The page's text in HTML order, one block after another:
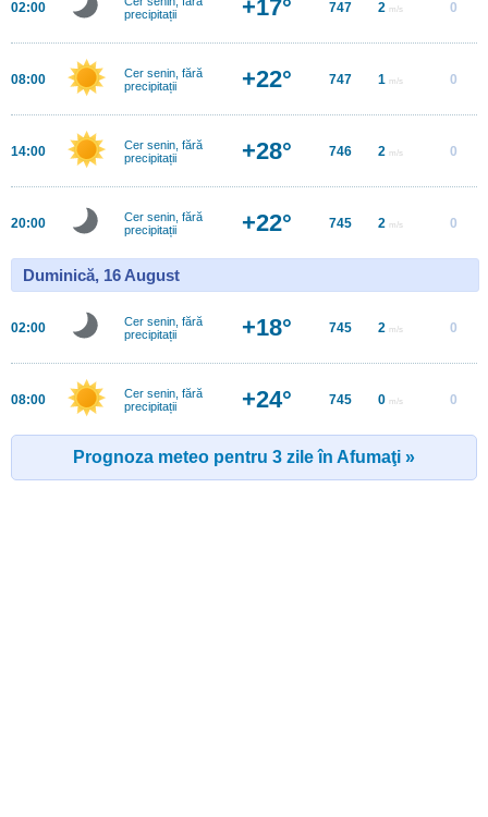
02:00
precipitații
+17° 747 2 m/s 0
08:00
Cer senin, fără
precipitații
+22° 747 1 m/s 0
14:00
Cer senin, fără
precipitații
+28° 746 2 m/s 0
20:00
Cer senin, fără
precipitații
+22° 745 2 m/s 0
Duminică, 16 August
02:00
Cer senin, fără
precipitații
+18° 745 2 m/s 0
08:00
Cer senin, fără
precipitații
+24° 745 0 m/s 0
Prognoza meteo pentru 3 zile în Afumaţi »